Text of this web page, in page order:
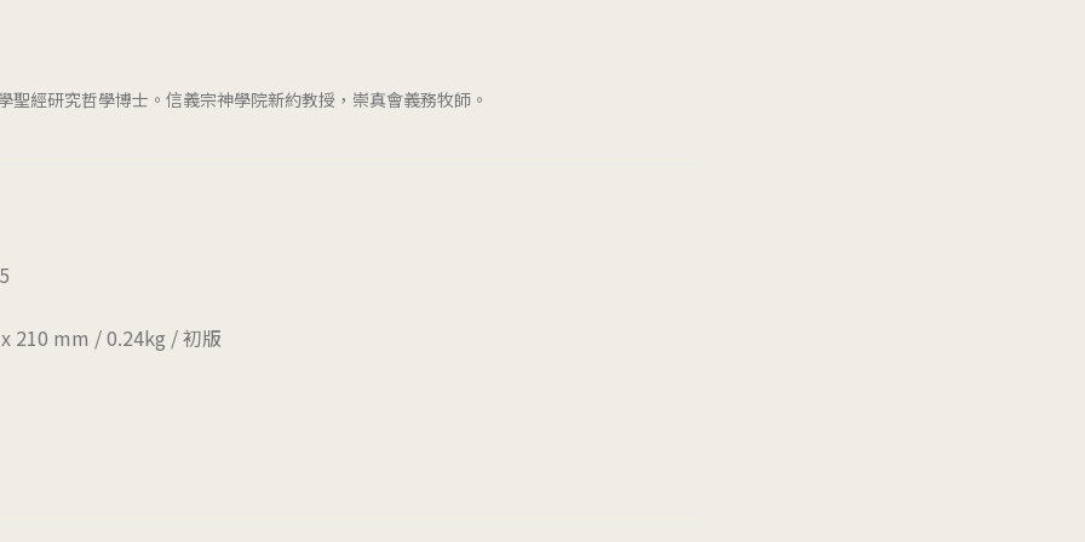
經研究哲學博士。信義宗神學院新約教授，崇真會義務牧師。
210 mm / 0.24kg / 初版